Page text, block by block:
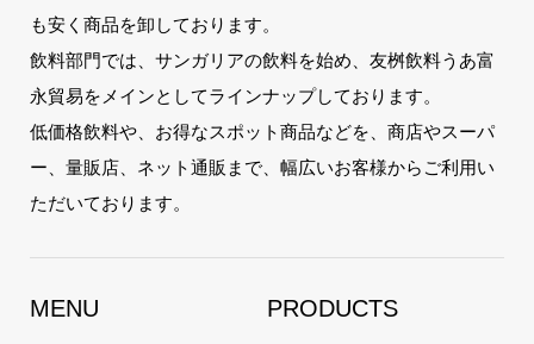
も安く商品を卸しております。
飲料部門では、サンガリアの飲料を始め、友桝飲料うあ富
永貿易をメインとしてラインナップしております。
低価格飲料や、お得なスポット商品などを、商店やスーパ
ー、量販店、ネット通販まで、幅広いお客様からご利用い
ただいております。
MENU PRODUCTS